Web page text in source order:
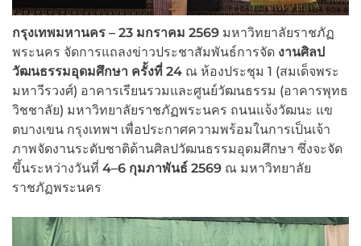
กรุงเทพมหานคร – 23 มกราคม 2569 มหาวิทยาลัยราชภัฏ
พระนคร จัดการแถลงข่าวประชาสัมพันธ์การจัด งานศิลป
วัฒนธรรมอุดมศึกษา ครั้งที่ 24 ณ ห้องประชุม 1 (สมเด็จพระ
มหาวีรวงศ์) อาคารเรียนรวมและศูนย์วัฒนธรรม (อาคารพุทธ
วิชชาลัย) มหาวิทยาลัยราชภัฏพระนคร ถนนแจ้งวัฒนะ แข
ตบางเขน กรุงเทพฯ เพื่อประกาศความพร้อมในการเป็นเจ้า
ภาพจัดงานระดับชาติด้านศิลปวัฒนธรรมอุดมศึกษา ซึ่งจะจัด
ขึ้นระหว่างวันที่ 4–6 กุมภาพันธ์ 2569 ณ มหาวิทยาลัย
ราชภัฏพระนคร